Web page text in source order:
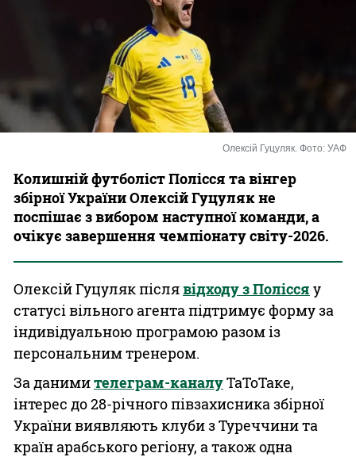
Букмекери
Казино
Олексій Гуцуляк. Фото: УАФ
Колишній футболіст Полісся та вінгер
збірної України Олексій Гуцуляк не
поспішає з вибором наступної команди, а
очікує завершення чемпіонату світу-2026.
Олексій Гуцуляк післявідходу з Полісся у
статусі вільного агента підтримує форму за
індивідуальною програмою разом із
персональним тренером.
За данимителеграм-каналуТаТоТаке,
інтерес до 28-річного півзахисника збірної
України виявляють клуби з Туреччини та
країн арабського регіону, а також одна